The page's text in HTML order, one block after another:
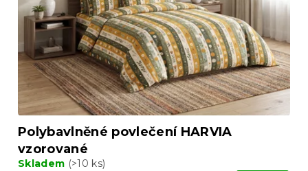
o
u
k
Polybavlněné povlečení HARVIA
vzorované
Skladem (>10 ks)